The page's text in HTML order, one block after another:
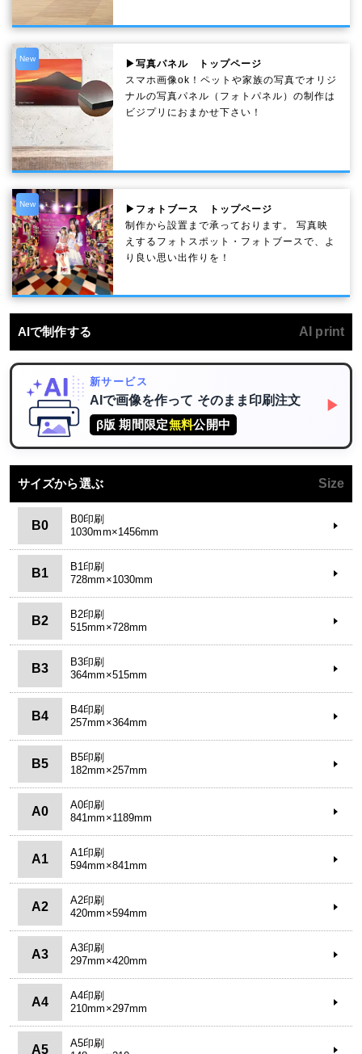
New
▶写真パネル トップページ
スマホ画像ok！ペットや家族の写真でオリジ
ナルの写真パネル（フォトパネル）の制作は
ビジプリにおまかせ下さい！
New
▶フォトブース トップページ
制作から設置まで承っております。 写真映
えするフォトスポット・フォトブースで、よ
り良い思い出作りを！
AIで制作する AI print
新サービス
AIで画像を作って そのまま印刷注文
β版 期間限定無料公開中
▶
サイズから選ぶ Size
B0
B0印刷
1030mm×1456mm
B1
B1印刷
728mm×1030mm
B2
B2印刷
515mm×728mm
B3
B3印刷
364mm×515mm
B4
B4印刷
257mm×364mm
B5
B5印刷
182mm×257mm
A0
A0印刷
841mm×1189mm
A1
A1印刷
594mm×841mm
A2
A2印刷
420mm×594mm
A3
A3印刷
297mm×420mm
A4
A4印刷
210mm×297mm
A5
A5印刷